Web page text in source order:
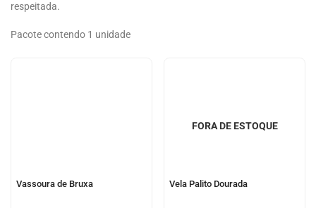
respeitada.
Pacote contendo 1 unidade
Vassoura de Bruxa
FORA DE ESTOQUE
Vela Palito Dourada